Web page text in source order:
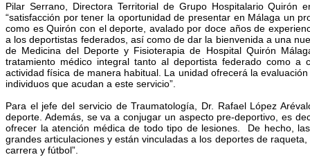
Pilar Serrano, Directora Territorial de Grupo Hospitalario Quirón
“satisfacción por tener la oportunidad de presentar en Málaga un
como es Quirón con el deporte, avalado por doce años de
a los deportistas federados, así como de dar la bienvenida a una
de Medicina del Deporte y Fisioterapia de Hospital Quirón
tratamiento médico integral tanto al deportista federado como a
actividad física de manera habitual. La unidad ofrecerá la
individuos que acudan a este servicio”.
Para el jefe del servicio de Traumatología, Dr. Rafael López
deporte. Además, se va a conjugar un aspecto pre-deportivo, es
ofrecer la atención médica de todo tipo de lesiones. De hecho,
grandes articulaciones y están vinculadas a los deportes de
carrera y fútbol”.